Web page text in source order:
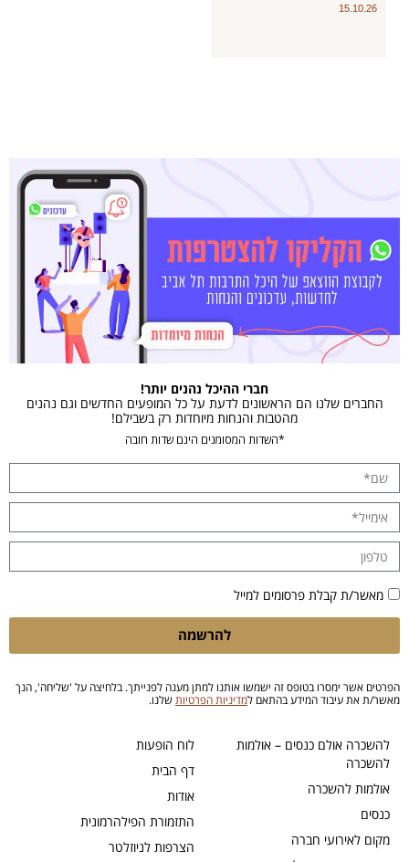
15.10.26
לוח הופעות
דף הבית
אודות
התזמורת הפילהרמונית
הצרפות לניוזלטר
להשכרה אולם כנסים – אולמות
להשכרה
אולמות להשכרה
כנסים
מקום לאירועי חברה
חברי ההיכל נהנים יותר!
החברים שלנו הם הראשונים לדעת על כל המופעים החדשים וגם נהנים
מהטבות והנחות מיוחדות רק בשבילם!
*השדות המסומנים הינם שדות חובה
מאשר/ת קבלת פרסומים למייל
להרשמה
הפרטים אשר ימסרו בטופס זה ישמשו אותנו למתן מענה לפנייתך. בלחיצה על 'שליחה', הנך
מאשר/ת את עיבוד המידע בהתאם למדיניות הפרטיות שלנו.